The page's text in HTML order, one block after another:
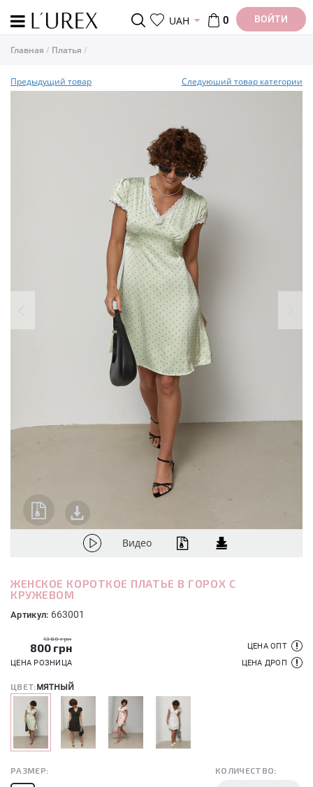
UAH 0 ВОЙТИ
Главная Платья
Предыдущий товар Следуюший товар категории
Видео
ЖЕНСКОЕ КОРОТКОЕ ПЛАТЬЕ В ГОРОХ С
КРУЖЕВОМ
Артикул: 663001
1380 грн
800 грн
ЦЕНА РОЗНИЦА
ЦЕНА ОПТ
ЦЕНА ДРОП
ЦВЕТ:мятный
РАЗМЕР: КОЛИЧЕСТВО: